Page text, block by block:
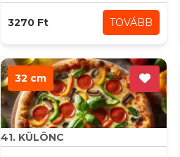
3270 Ft TOVÁBB
32 cm
41. KÜLÖNC